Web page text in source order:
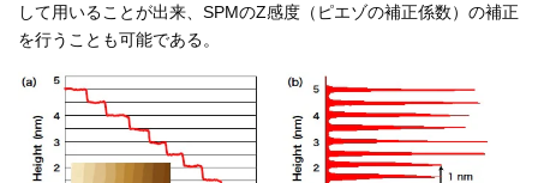
して用いることが出来、SPMのZ感度（ピエゾの補正係数）の補正
を行うことも可能である。